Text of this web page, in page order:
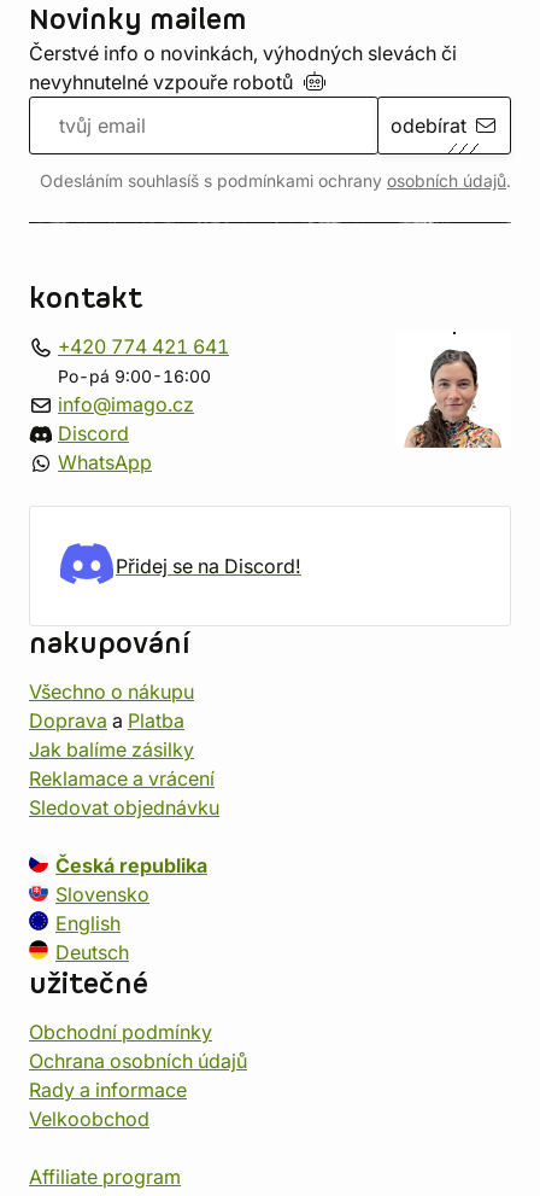
Novinky mailem
Čerstvé info o novinkách, výhodných slevách či
nevyhnutelné vzpouře robotů
odebírat
Odesláním souhlasíš s podmínkami ochrany osobních údajů.
kontakt
+420 774 421 641
Po-pá 9:00-16:00
info@imago.cz
Discord
WhatsApp
Přidej se na Discord!
nakupování
Všechno o nákupu
Doprava a Platba
Jak balíme zásilky
Reklamace a vrácení
Sledovat objednávku
Česká republika
Slovensko
English
Deutsch
užitečné
Obchodní podmínky
Ochrana osobních údajů
Rady a informace
Velkoobchod
Affiliate program